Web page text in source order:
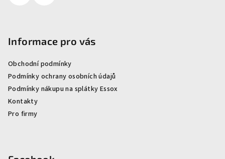
Informace pro vás
Obchodní podmínky
Podmínky ochrany osobních údajů
Podmínky nákupu na splátky Essox
Kontakty
Pro firmy